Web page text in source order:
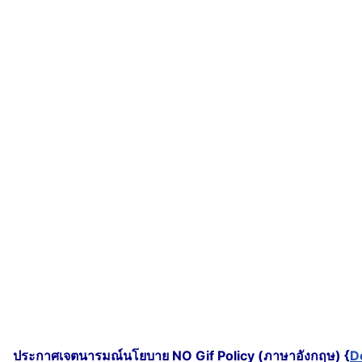
ประกาศเจตนารมณ์นโยบาย NO Gif Policy (ภาษาอังกฤษ) {